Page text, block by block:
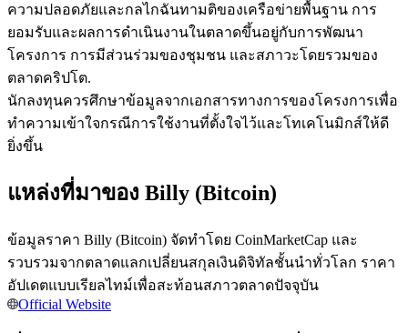
เพลิดเพลินกับการแบ่งปันผลกำไรและค่าคอมมิชชั่นการคัด
ลอกการซื้อขาย
ข้อมูล
การวิเคราะห์ข้อมูลขนาดใหญ่ รวมถึงข้อมูลการค้า ฯลฯ
ความปลอดภัยและกลไกฉันทามติของเครือข่ายพื้นฐาน การ
ยอมรับและผลการดำเนินงานในตลาดขึ้นอยู่กับการพัฒนา
โครงการ การมีส่วนร่วมของชุมชน และสภาวะโดยรวมของ
ตลาดคริปโต.
นักลงทุนควรศึกษาข้อมูลจากเอกสารทางการของโครงการเพื่อ
ทำความเข้าใจกรณีการใช้งานที่ตั้งใจไว้และโทเคโนมิกส์ให้ดี
ยิ่งขึ้น
แหล่งที่มาของ Billy (Bitcoin)
ข้อมูลราคา Billy (Bitcoin) จัดทำโดย CoinMarketCap และ
รวบรวมจากตลาดแลกเปลี่ยนสกุลเงินดิจิทัลชั้นนำทั่วโลก ราคา
อัปเดตแบบเรียลไทม์เพื่อสะท้อนสภาวตลาดปัจจุบัน
Official Website